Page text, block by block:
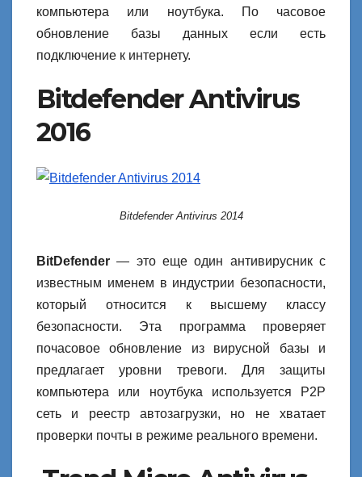
компьютера или ноутбука. По часовое
обновление базы данных если есть
подключение к интернету.
Bitdefender Antivirus
2016
Bitdefender Antivirus 2014
BitDefender— это еще один антивирусник с
известным именем в индустрии безопасности,
который относится к высшему классу
безопасности. Эта программа проверяет
почасовое обновление из вирусной базы и
предлагает уровни тревоги. Для защиты
компьютера или ноутбука используется Р2Р
сеть и реестр автозагрузки, но не хватает
проверки почты в режиме реального времени.